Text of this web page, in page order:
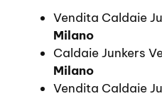
Vendita Caldaie
Milano
Caldaie Junkers
Milano
Vendita Caldaie